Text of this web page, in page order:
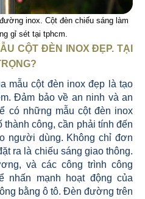
inox. Cột đèn chiếu sáng làm
gỉ sét tại tphcm.
CỘT ĐÈN INOX ĐẸP. TẠI
mẫu cột đèn inox đẹp là tạo
Đảm bảo về an ninh và an
có những mẫu cột đèn inox
công, cần phải tính đến
người dùng. Không chỉ đơn
ra là chiếu sáng giao thông.
và các công trình công
nhấn mạnh hoạt động của
bằng ô tô. Đèn đường trên